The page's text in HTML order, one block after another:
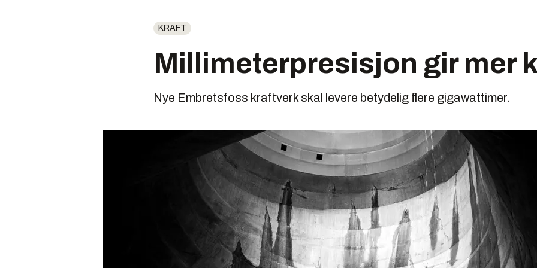
KRAFT
Millimeterpresisjon gir mer
Nye Embretsfoss kraftverk skal levere betydelig flere gigawattimer.